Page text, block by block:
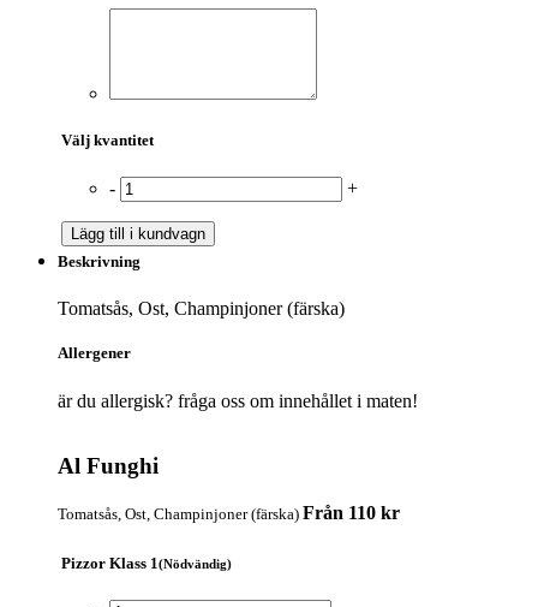
Välj kvantitet
- +
Lägg till i kundvagn
Beskrivning
Tomatsås, Ost, Champinjoner (färska)
Allergener
är du allergisk? fråga oss om innehållet i maten!
Al Funghi
Tomatsås, Ost, Champinjoner (färska) Från 110 kr
Pizzor Klass 1(Nödvändig)